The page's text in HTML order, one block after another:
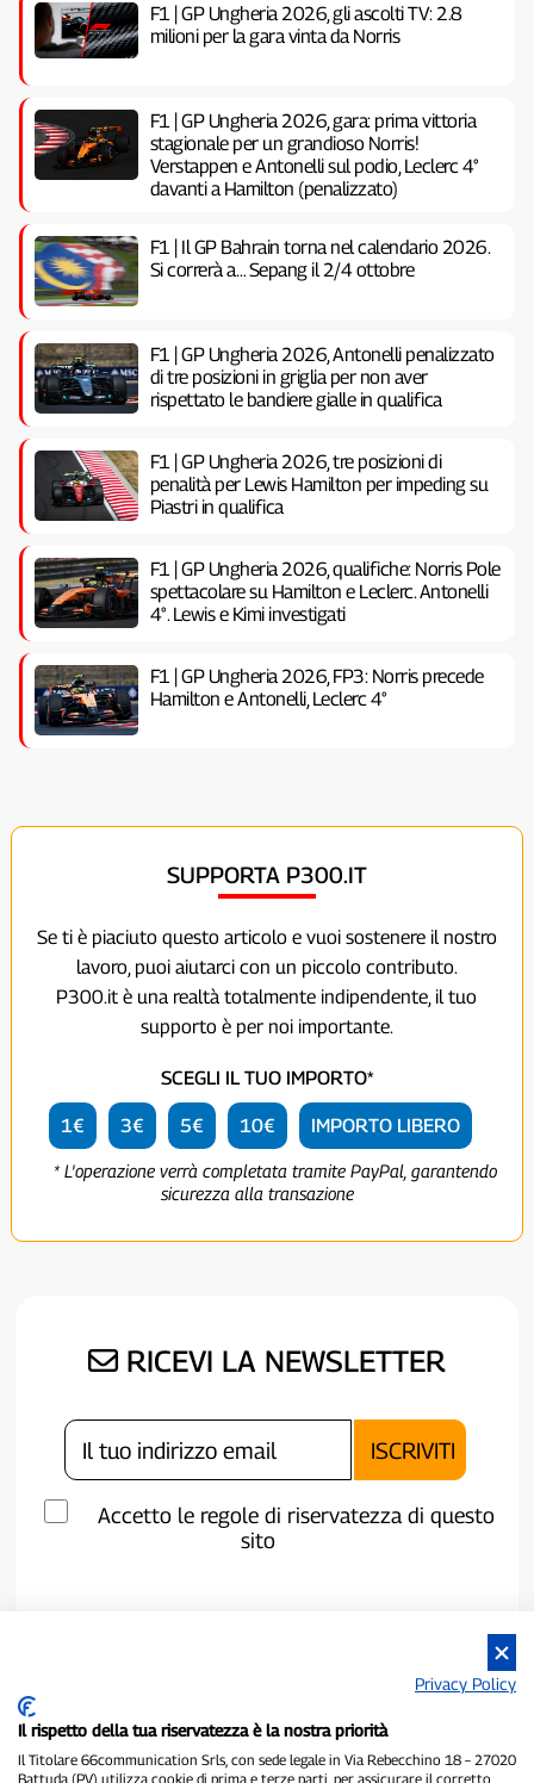
F1 | GP Ungheria 2026, gli ascolti TV: 2.8
milioni per la gara vinta da Norris
F1 | GP Ungheria 2026, gara: prima vittoria
stagionale per un grandioso Norris!
Verstappen e Antonelli sul podio, Leclerc 4°
davanti a Hamilton (penalizzato)
F1 | Il GP Bahrain torna nel calendario 2026.
Si correrà a… Sepang il 2/4 ottobre
F1 | GP Ungheria 2026, Antonelli penalizzato
di tre posizioni in griglia per non aver
rispettato le bandiere gialle in qualifica
F1 | GP Ungheria 2026, tre posizioni di
penalità per Lewis Hamilton per impeding su
Piastri in qualifica
F1 | GP Ungheria 2026, qualifiche: Norris Pole
spettacolare su Hamilton e Leclerc. Antonelli
4°. Lewis e Kimi investigati
F1 | GP Ungheria 2026, FP3: Norris precede
Hamilton e Antonelli, Leclerc 4°
SUPPORTA P300.IT
Se ti è piaciuto questo articolo e vuoi sostenere il nostro
lavoro, puoi aiutarci con un piccolo contributo.
P300.it è una realtà totalmente indipendente, il tuo
supporto è per noi importante.
SCEGLI IL TUO IMPORTO*
1€ 3€ 5€ 10€ IMPORTO LIBERO
* L'operazione verrà completata tramite PayPal, garantendo
sicurezza alla transazione
RICEVI LA NEWSLETTER
Accetto le regole di riservatezza di questo
sito
Privacy Policy
Il rispetto della tua riservatezza è la nostra priorità
Il Titolare 66communication Srls, con sede legale in Via Rebecchino 18 – 27020
Battuda (PV) utilizza cookie di prima e terze parti, per assicurare il corretto